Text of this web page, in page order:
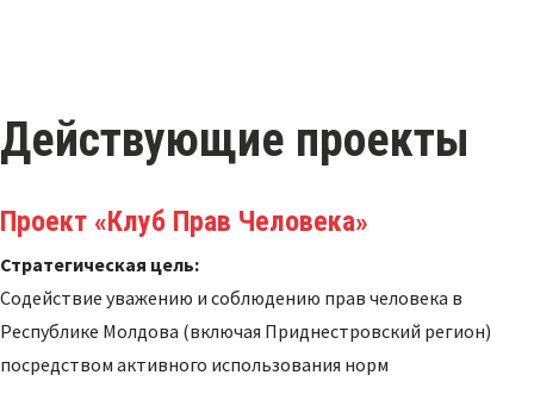
Действующие проекты
Проект «Клуб Прав Человека»
Стратегическая цель:
Содействие уважению и соблюдению прав человека в
Республике Молдова (включая Приднестровский регион)
посредством активного использования норм